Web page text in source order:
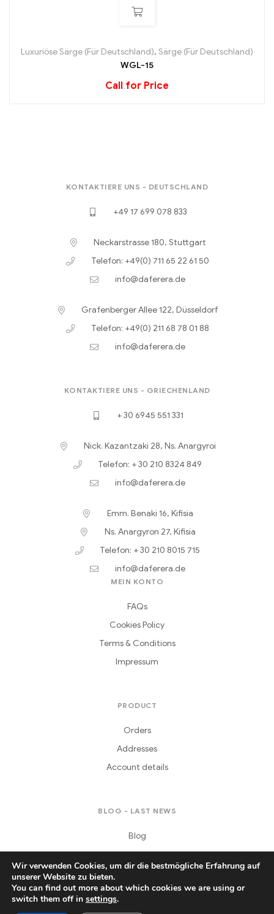
Luxuriöse Särge (Für Deutschland), Särge (Für Deutschland)
WGL-15
Call for Price
KONTAKTIERE UNS - DEUTSCHLAND
+49 17 699 078 833
Neckarstrasse 180, Stuttgart
Telefon: +49(0) 711 65 22 61 50
info@daferera.de
Grafenberger Allee 122, Düsseldorf
Telefon: +49(0) 211 68 78 01 88
info@daferera.de
KONTAKTIERE UNS - GRIECHENLAND
+ 30 6945 551 331
Nick. Kazantzaki 28, Ns. Anargyroi
Telefon: + 30 210 8324 849
info@daferera.de
Emm. Benaki 16, Kifisia
Ns. Anargyron 27, Kifisia
Telefon: + 30 210 8015 715
info@daferera.de
MEIN KONTO
FAQs
Cookies Policy
Terms & Conditions
Impressum
PRODUCT
Orders
Addresses
Account details
BLOG - LAST NEWS
Blog
Copyright © 2021Daferera
Wir verwenden Cookies, um dir die bestmögliche Erfahrung auf
unserer Website zu bieten.
You can find out more about which cookies we are using or
switch them off in settings.